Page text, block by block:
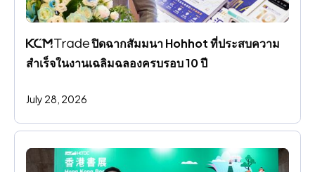
ปิดฉากสัมมนา Hohhot ที่ประสบความ
สําเร็จในงานเฉลิมฉลองครบรอบ 10 ปี
July 28, 2026